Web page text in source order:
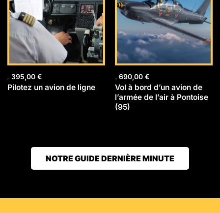
395,00 €
Pilotez un avion de ligne
690,00 €
Vol à bord d’un avion de
l’armée de l’air à Pontoise
(95)
NOTRE GUIDE DERNIÈRE MINUTE